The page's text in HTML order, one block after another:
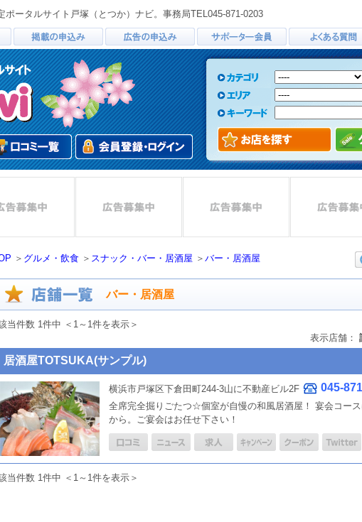
ータルサイト戸塚（とつか）ナビ。事務局TEL045-871-0203
＞ グルメ・飲食 ＞ スナック・バー・居酒屋 ＞ バー・居酒屋
バー・居酒屋
当件数 1件中 ＜1～1件を表示＞
表示店舗：
居酒屋TOTSUKA(サンプル)
横浜市戸塚区下倉田町244-3山に不動産ビル2F 045-
全席完全掘りごたつ☆個室が自慢の和風居酒屋！ 宴会コー
から。ご宴会はお任せ下さい！
当件数 1件中 ＜1～1件を表示＞